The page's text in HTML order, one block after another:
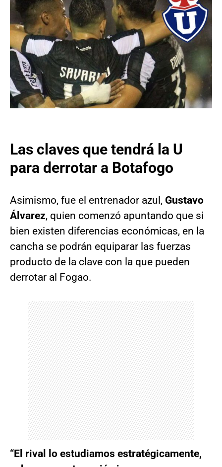
Las claves que tendrá la U
para derrotar a Botafogo
Asimismo, fue el entrenador azul, Gustavo
Álvarez, quien comenzó apuntando que si
bien existen diferencias económicas, en la
cancha se podrán equiparar las fuerzas
producto de la clave con la que pueden
derrotar al Fogao.
“El rival lo estudiamos estratégicamente,